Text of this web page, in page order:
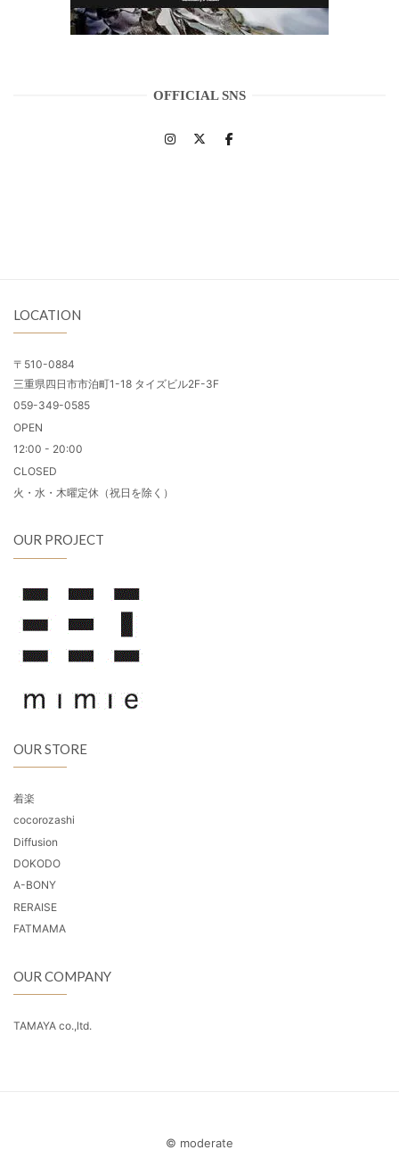
OFFICIAL SNS
LOCATION
〒510-0884
三重県四日市市泊町1-18 タイズビル2F-3F
059-349-0585
OPEN
12:00 - 20:00
CLOSED
火・水・木曜定休（祝日を除く）
OUR PROJECT
OUR STORE
着楽
cocorozashi
Diffusion
DOKODO
A-BONY
RERAISE
FATMAMA
OUR COMPANY
TAMAYA co.,ltd.
© moderate